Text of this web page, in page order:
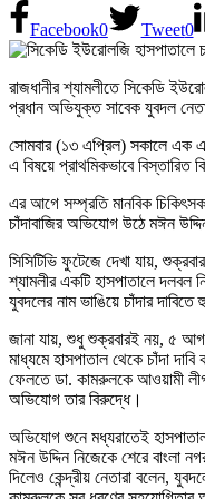
Facebook0 Tweet0
রাজধানীর শ্যামলীতে সিকেডি
প্রধান অভিযুক্ত সাবেক যুবদল
সোমবার (১৩ এপ্রিল) সকালে এক
এ বিষয়ে প্রাথমিকভাবে বিস্তারিত
এর আগে সম্প্রতি মানবিক
চাঁদাবাজির অভিযোগ উঠে মঈন
সিসিটিভি ফুটেজে দেখা যায়,
শ্যামলীর একটি হাসপাতালে দলবল
যুবদলের নাম ভাঙিয়ে চাঁদার
জানা যায়, শুধু শুক্রবারই নয়, ৫
মাধ্যমে হাসপাতাল থেকে চাঁদা
ফেলতে ডা. কামরুলকে আওয়ামী লীগ
অভিযোগ তার বিরুদ্ধে।
অভিযোগ শুনে মধ্যরাতেই
মঈন উদ্দিন নিজেকে শেরে বাংলা
দিলেও কেন্দ্রীয় নেতারা বলেন,